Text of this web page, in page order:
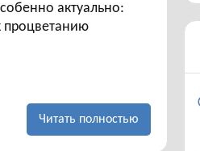
актуально:
процветанию
Читать полностью